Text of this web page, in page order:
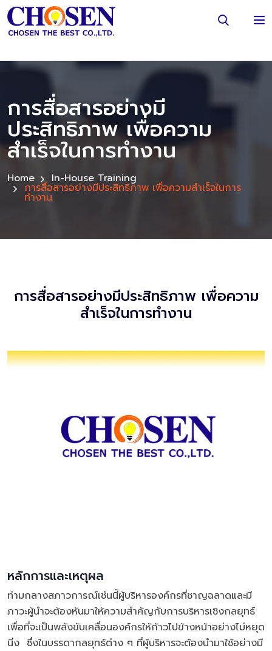
การสื่อสารอย่างมี
ประสิทธิภาพ เพื่อความ
สำเร็จในการทำงาน
Home In-House Training
การสื่อสารอย่างมีประสิทธิภาพ เพื่อความสำเร็จในการ
ทำงาน
การสื่อสารอย่างมีประสิทธิภาพ เพื่อความ
สำเร็จในการทำงาน
หลักการและเหตุผล
ท่ามกลางสภาวการณ์เช่นนี้ผู้บริหารองค์กรที่ชาญฉลาดและมี
ภาวะผู้นำจะต้องหันมาให้ความสำคัญกับการบริหารเชิงกลยุทธ์
เพื่อที่จะเป็นพลังขับเคลื่อนองค์กรให้ก้าวไปข้างหน้าอย่างไม่หยุด
นิ่ง ซึ่งในบรรดากลยุทธ์ต่าง ๆ ที่ผู้บริหารจะต้องนำมาใช้อย่างมี